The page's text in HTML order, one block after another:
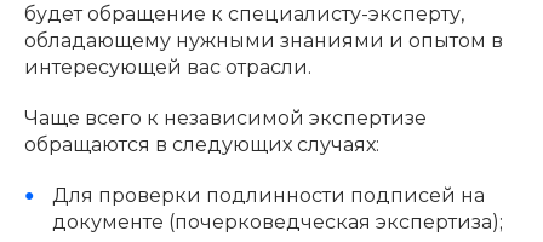
будет обращение к специалисту-эксперту,
обладающему нужными знаниями и опытом в
интересующей вас отрасли.
Чаще всего к независимой экспертизе
обращаются в следующих случаях:
Для проверки подлинности подписей на
документе (почерковедческая экспертиза);